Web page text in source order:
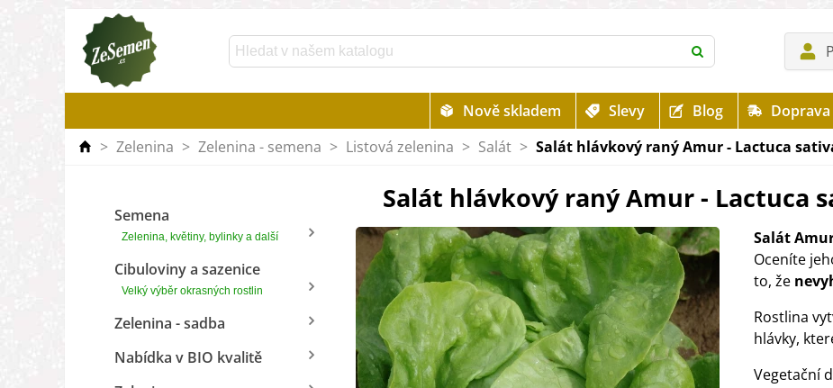
Nově skladem Slevy Blog
> Zelenina > Zelenina - semena > Listová zelenina > Salát > Salát hlávkový raný Amur - Lactuca
Semena
Zelenina, květiny, bylinky a další
Cibuloviny a sazenice
Velký výběr okrasných rostlin
Zelenina - sadba
Nabídka v BIO kvalitě
Salát hlávkový raný Amur - Lactuca
Salát
Oceníte
to, že
Rostlina
hlávky,
Vegetační